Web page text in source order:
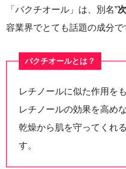
「バクチオール」は、別名”
容業界でとても話題の成分で
バクチオールとは？
レチノールに似た作用を
レチノールの効果を高め
乾燥から肌を守ってくれ
す。